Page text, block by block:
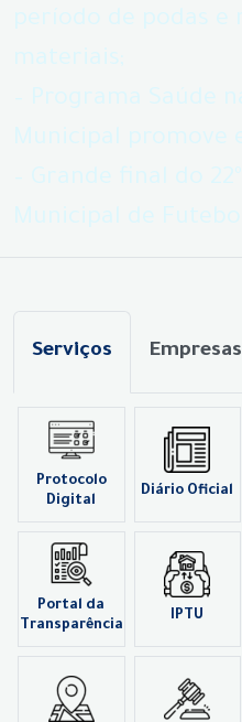
Serviços Empresas
Protocolo
Digital
Diário Oficial
Portal da
Transparência
IPTU